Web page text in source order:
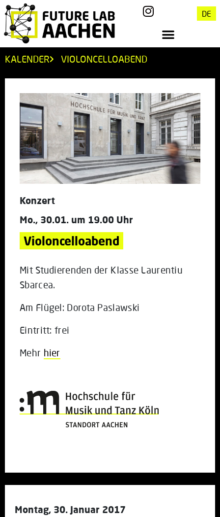
DE
KALENDER VIOLONCELLOABEND
Konzert
Mo., 30.01. um 19.00 Uhr
Violoncelloabend
Mit Studierenden der Klasse Laurentiu
Sbarcea.
Am Flügel: Dorota Paslawski
Eintritt: frei
Mehr hier
Montag, 30. Januar 2017